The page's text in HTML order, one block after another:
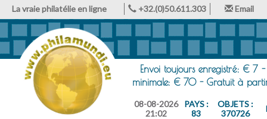
La vraie philatélie en ligne +32.(0)50.611.303 Email
Envoi toujours enregistré: € 7 -
minimale: € 70 - Gratuit à
08-08-2026
21:02
PAYS :
83
OBJETS :
370726